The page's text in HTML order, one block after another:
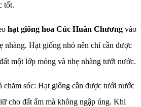
tốt.
hạt giống hoa Cúc Huân Chương vào
nhàng. Hạt giống nhỏ nên chỉ cần được
một lớp mỏng và nhẹ nhàng tưới nước.
chăm sóc: Hạt giống cần được tưới nước
cho đất ẩm mà không ngập úng. Khi